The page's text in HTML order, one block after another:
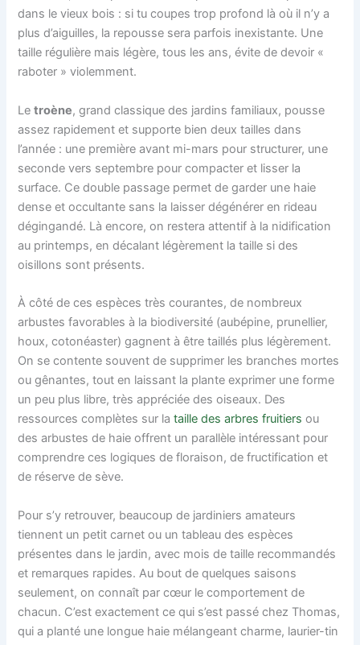
dans le vieux bois : si tu coupes trop profond là où il n’y a
plus d’aiguilles, la repousse sera parfois inexistante. Une
taille régulière mais légère, tous les ans, évite de devoir «
raboter » violemment.
Letroène, grand classique des jardins familiaux, pousse
assez rapidement et supporte bien deux tailles dans
l’année : une première avant mi-mars pour structurer, une
seconde vers septembre pour compacter et lisser la
surface. Ce double passage permet de garder une haie
dense et occultante sans la laisser dégénérer en rideau
dégingandé. Là encore, on restera attentif à la nidification
au printemps, en décalant légèrement la taille si des
oisillons sont présents.
À côté de ces espèces très courantes, de nombreux
arbustes favorables à la biodiversité (aubépine, prunellier,
houx, cotonéaster) gagnent à être taillés plus légèrement.
On se contente souvent de supprimer les branches mortes
ou gênantes, tout en laissant la plante exprimer une forme
un peu plus libre, très appréciée des oiseaux. Des
ressources complètes sur lataille des arbres fruitiers ou
des arbustes de haie offrent un parallèle intéressant pour
comprendre ces logiques de floraison, de fructification et
de réserve de sève.
Pour s’y retrouver, beaucoup de jardiniers amateurs
tiennent un petit carnet ou un tableau des espèces
présentes dans le jardin, avec mois de taille recommandés
et remarques rapides. Au bout de quelques saisons
seulement, on connaît par cœur le comportement de
chacun. C’est exactement ce qui s’est passé chez Thomas,
qui a planté une longue haie mélangeant charme, laurier-tin